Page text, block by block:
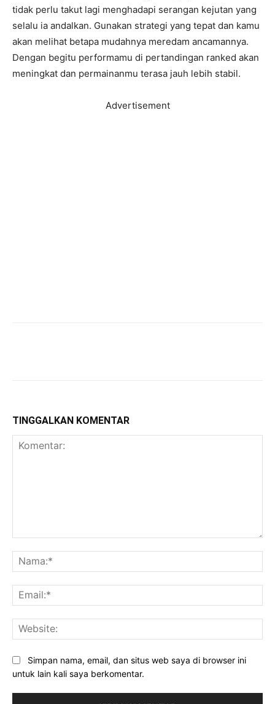
tidak perlu takut lagi menghadapi serangan kejutan yang
selalu ia andalkan. Gunakan strategi yang tepat dan kamu
akan melihat betapa mudahnya meredam ancamannya.
Dengan begitu performamu di pertandingan ranked akan
meningkat dan permainanmu terasa jauh lebih stabil.
Advertisement
TINGGALKAN KOMENTAR
Simpan nama, email, dan situs web saya di browser ini
untuk lain kali saya berkomentar.